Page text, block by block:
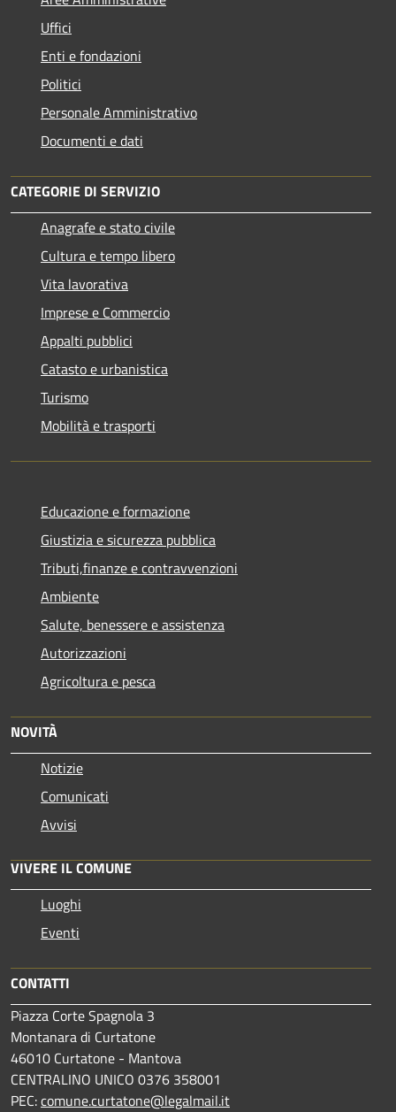
Uffici
Enti e fondazioni
Politici
Personale Amministrativo
Documenti e dati
CATEGORIE DI SERVIZIO
Anagrafe e stato civile
Cultura e tempo libero
Vita lavorativa
Imprese e Commercio
Appalti pubblici
Catasto e urbanistica
Turismo
Mobilità e trasporti
Educazione e formazione
Giustizia e sicurezza pubblica
Tributi,finanze e contravvenzioni
Ambiente
Salute, benessere e assistenza
Autorizzazioni
Agricoltura e pesca
NOVITÀ
Notizie
Comunicati
Avvisi
VIVERE IL COMUNE
Luoghi
Eventi
CONTATTI
Piazza Corte Spagnola 3
Montanara di Curtatone
46010 Curtatone - Mantova
CENTRALINO UNICO 0376 358001
PEC:comune.curtatone@legalmail.it